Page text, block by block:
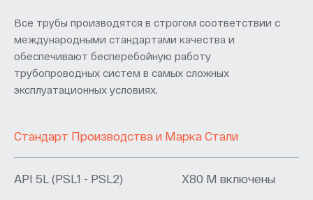
Все трубы производятся в строгом соответствии с
международными стандартами качества и
обеспечивают бесперебойную работу
трубопроводных систем в самых сложных
эксплуатационных условиях.
Стандарт Производства и Марка Стали
API 5L (PSL1 - PSL2) X80 M включены